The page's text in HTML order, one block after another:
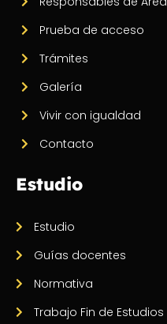
Prueba de acceso
Trámites
Galería
Vivir con igualdad
Contacto
Estudio
Estudio
Guías docentes
Normativa
Trabajo Fin de Estudios